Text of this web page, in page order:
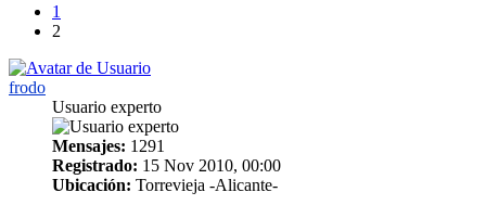
1
2
frodo
Usuario experto
Mensajes: 1291
Registrado: 15 Nov 2010, 00:00
Ubicación: Torrevieja -Alicante-